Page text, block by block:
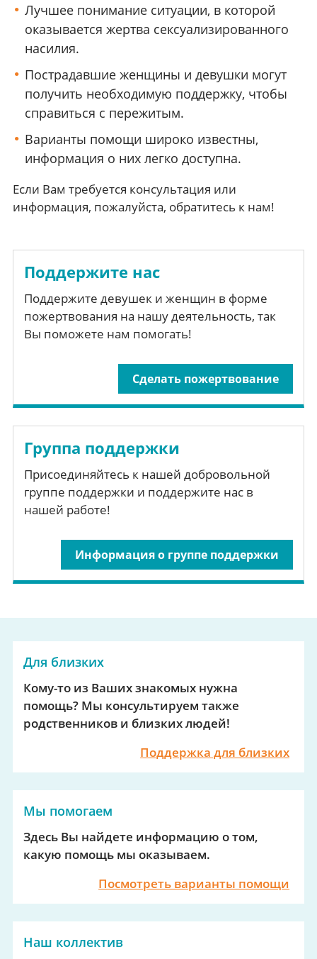
Лучшее понимание ситуации, в которой
оказывается жертва сексуализированного
насилия.
Пострадавшие женщины и девушки могут
получить необходимую поддержку, чтобы
справиться с пережитым.
Варианты помощи широко известны,
информация о них легко доступна.
Если Вам требуется консультация или
информация, пожалуйста, обратитесь к нам!
Поддержите нас
Поддержите девушек и женщин в форме
пожертвования на нашу деятельность, так
Вы поможете нам помогать!
Сделать пожертвование
Группа поддержки
Присоединяйтесь к нашей добровольной
группе поддержки и поддержите нас в
нашей работе!
Информация о группе поддержки
Для близких
Кому-то из Ваших знакомых нужна
помощь? Мы консультируем также
родственников и близких людей!
Поддержка для близких
Мы помогаем
Здесь Вы найдете информацию о том,
какую помощь мы оказываем.
Посмотреть варианты помощи
Наш коллектив